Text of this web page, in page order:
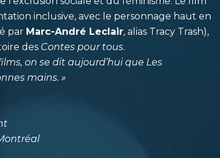
inclusive, avec le personnage haut en
par Marc-André Leclair, alias Tracy Trash),
des Contes pour tous.
on se dit aujourd’hui que Les
mains. »